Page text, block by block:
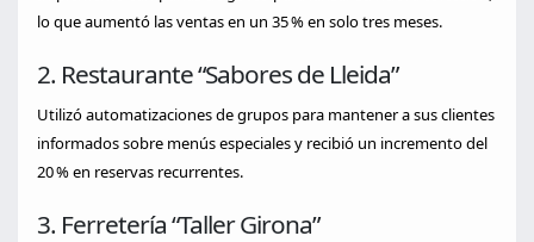
lo que aumentó las ventas en un 35 % en solo tres meses.
2. Restaurante “Sabores de Lleida”
Utilizó automatizaciones de grupos para mantener a sus clientes
informados sobre menús especiales y recibió un incremento del
20 % en reservas recurrentes.
3. Ferretería “Taller Girona”